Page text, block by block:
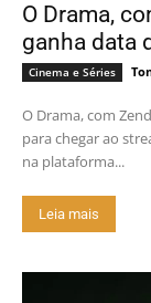
O Drama,
ganha data
Cinema e Séries
O Drama, com
para chegar ao
na plataforma...
Leia mais